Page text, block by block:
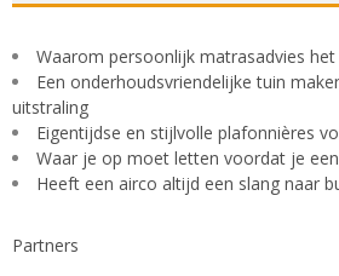
Waarom persoonlijk matrasadvies
Een onderhoudsvriendelijke tuin
uitstraling
Eigentijdse en stijlvolle plafonnières
Waar je op moet letten voordat je
Heeft een airco altijd een slang naar
Partners